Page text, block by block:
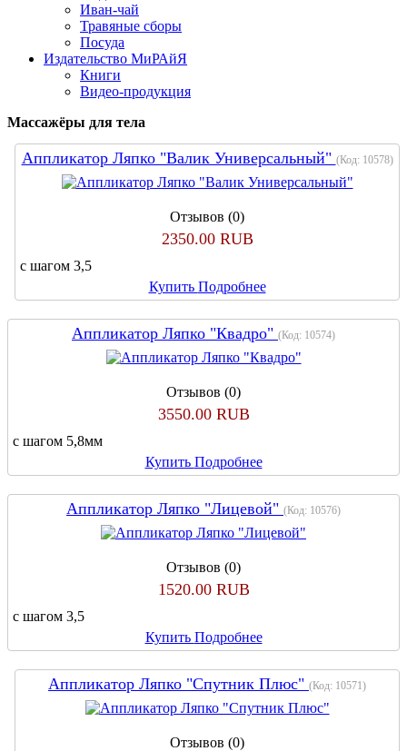
Иван-чай
Травяные сборы
Посуда
Издательство МиРАйЯ
Книги
Видео-продукция
Массажёры для тела
Аппликатор Ляпко "Валик Универсальный" (Код: 10578)
Отзывов (0)
2350.00 RUB
с шагом 3,5
Купить Подробнее
Аппликатор Ляпко "Квадро" (Код: 10574)
Отзывов (0)
3550.00 RUB
с шагом 5,8мм
Купить Подробнее
Аппликатор Ляпко "Лицевой" (Код: 10576)
Отзывов (0)
1520.00 RUB
с шагом 3,5
Купить Подробнее
Аппликатор Ляпко "Спутник Плюс" (Код: 10571)
Отзывов (0)